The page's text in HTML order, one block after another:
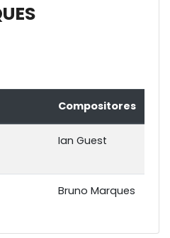
Compositores
Ian Guest
Bruno Marques